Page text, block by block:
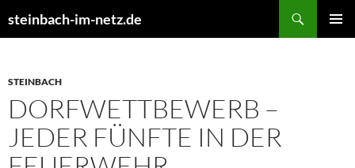
steinbach-im-netz.de
STEINBACH
DORFWETTBEWERB –
JEDER FÜNFTE IN DER